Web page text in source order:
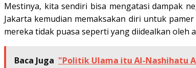
Mestinya, kita sendiri bisa mengatasi dampak
Jakarta kemudian memaksakan diri untuk
mereka tidak puasa seperti yang diidealkan oleh
Baca Juga "Politik Ulama itu Al-Nashihatu